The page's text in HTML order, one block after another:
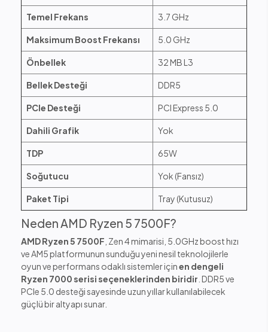
Temel Frekans 3.7 GHz
Maksimum Boost Frekansı 5.0 GHz
Önbellek 32 MB L3
Bellek Desteği DDR5
PCIe Desteği PCI Express 5.0
Dahili Grafik Yok
TDP 65W
Soğutucu Yok (Fansız)
Paket Tipi Tray (Kutusuz)
Neden AMD Ryzen 5 7500F?
AMD Ryzen 5 7500F , Zen 4 mimarisi, 5.0GHz boost hızı
ve AM5 platformunun sunduğu yeni nesil teknolojilerle
oyun ve performans odaklı sistemler içinen dengeli
Ryzen 7000 serisi seçeneklerinden biridir . DDR5 ve
PCIe 5.0 desteği sayesinde uzun yıllar kullanılabilecek
güçlü bir altyapı sunar.